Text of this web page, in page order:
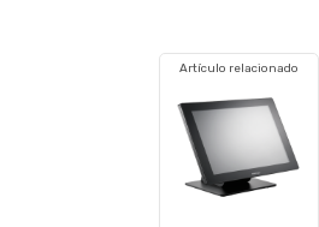
Artículo relacionado